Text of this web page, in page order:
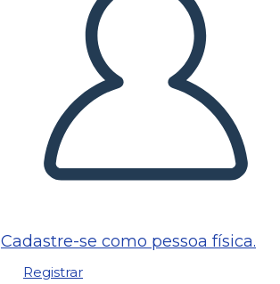
Cadastre-se como pessoa física.
Registrar